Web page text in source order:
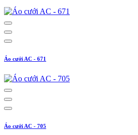
Áo cưới AC - 671
Áo cưới AC - 705